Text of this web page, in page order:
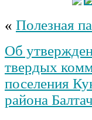
« Полезная
Об
твердых
поселения
района